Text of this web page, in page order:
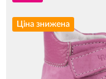
Ціна знижена